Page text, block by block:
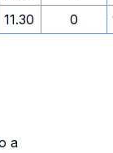
11.30 0
a